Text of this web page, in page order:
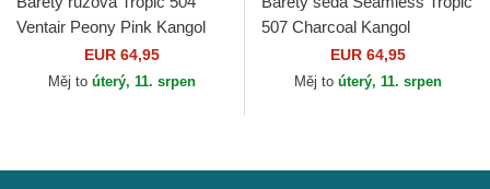
Ventair Peony Pink Kangol
EUR 64,95
Měj to úterý, 11. srpen
507 Charcoal Kangol
EUR 64,95
Měj to úterý, 11. srpen